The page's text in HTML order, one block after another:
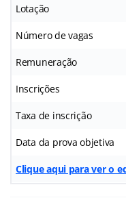
Lotação
Número de vagas
Remuneração
Inscrições
Taxa de inscrição
Data da prova objetiva
Clique aqui para ver o